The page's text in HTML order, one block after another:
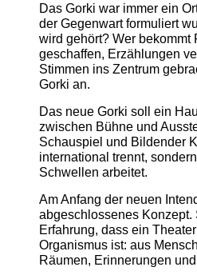
Das Gorki war immer ein
der Gegenwart formuliert
wird gehört? Wer bekommt
geschaffen, Erzählungen
Stimmen ins Zentrum
Gorki an.
Das neue Gorki soll ein
zwischen Bühne und
Schauspiel und Bildender
international trennt,
Schwellen arbeitet.
Am Anfang der neuen
abgeschlossenes Konzept.
Erfahrung, dass ein
Organismus ist: aus
Räumen, Erinnerungen